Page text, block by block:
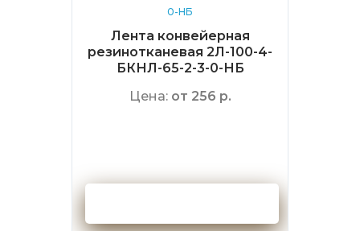
Лента конвейерная
резинотканевая 2Л-100-4-
БКНЛ-65-2-3-0-НБ
Цена: от 256 р.